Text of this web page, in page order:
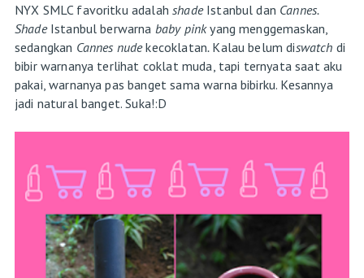
NYX SMLC favoritku adalahshade Istanbul dan Cannes.
Shade Istanbul berwarna baby pinkyang menggemaskan,
sedangkan Cannes nudekecoklatan. Kalau belum diswatch di
bibir warnanya terlihat coklat muda, tapi ternyata saat aku
pakai, warnanya pas banget sama warna bibirku. Kesannya
jadi natural banget. Suka!:D